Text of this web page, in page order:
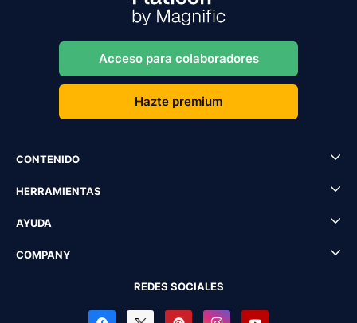
Acceso para colaboradores
Hazte premium
CONTENIDO
HERRAMIENTAS
AYUDA
COMPANY
REDES SOCIALES